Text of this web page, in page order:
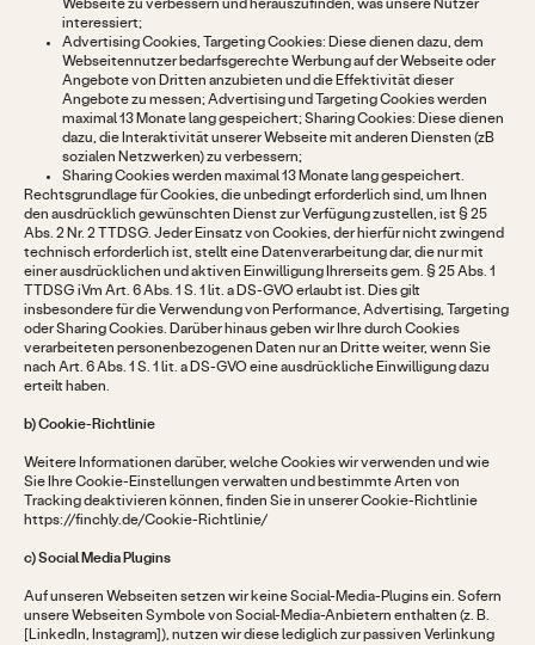
Webseite zu verbessern und herauszufinden, was unsere Nutzer
interessiert;
Advertising Cookies, Targeting Cookies: Diese dienen dazu, dem
Webseitennutzer bedarfsgerechte Werbung auf der Webseite oder
Angebote von Dritten anzubieten und die Effektivität dieser
Angebote zu messen; Advertising und Targeting Cookies werden
maximal 13 Monate lang gespeichert; Sharing Cookies: Diese dienen
dazu, die Interaktivität unserer Webseite mit anderen Diensten (zB
sozialen Netzwerken) zu verbessern;
Sharing Cookies werden maximal 13 Monate lang gespeichert.
Rechtsgrundlage für Cookies, die unbedingt erforderlich sind, um Ihnen
den ausdrücklich gewünschten Dienst zur Verfügung zustellen, ist § 25
Abs. 2 Nr. 2 TTDSG. Jeder Einsatz von Cookies, der hierfür nicht zwingend
technisch erforderlich ist, stellt eine Datenverarbeitung dar, die nur mit
einer ausdrücklichen und aktiven Einwilligung Ihrerseits gem. § 25 Abs. 1
TTDSG iVm Art. 6 Abs. 1 S. 1 lit. a DS-GVO erlaubt ist. Dies gilt
insbesondere für die Verwendung von Performance, Advertising, Targeting
oder Sharing Cookies. Darüber hinaus geben wir Ihre durch Cookies
verarbeiteten personenbezogenen Daten nur an Dritte weiter, wenn Sie
nach Art. 6 Abs. 1 S. 1 lit. a DS-GVO eine ausdrückliche Einwilligung dazu
erteilt haben.
b) Cookie-Richtlinie
Weitere Informationen darüber, welche Cookies wir verwenden und wie
Sie Ihre Cookie-Einstellungen verwalten und bestimmte Arten von
Tracking deaktivieren können, finden Sie in unserer Cookie-Richtlinie
https://finchly.de/Cookie-Richtlinie/
c) Social Media Plugins
Auf unseren Webseiten setzen wir keine Social-Media-Plugins ein. Sofern
unsere Webseiten Symbole von Social-Media-Anbietern enthalten (z. B.
[LinkedIn, Instagram]), nutzen wir diese lediglich zur passiven Verlinkung